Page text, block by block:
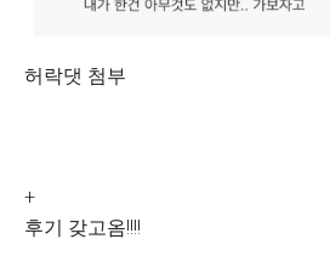
허락댓 첨부
+
후기 갖고옴!!!!